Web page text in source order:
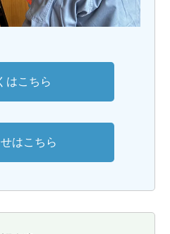
はこちら
はこちら